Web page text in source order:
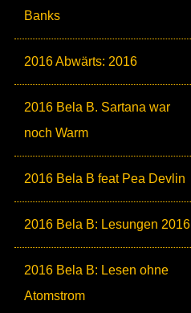
Banks
2016 Abwärts: 2016
2016 Bela B. Sartana war
noch Warm
2016 Bela B feat Pea Devlin
2016 Bela B: Lesungen 2016
2016 Bela B: Lesen ohne
Atomstrom